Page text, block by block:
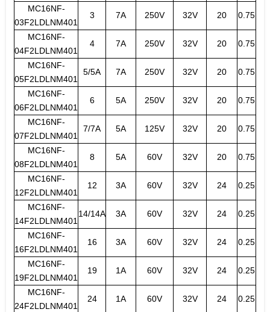
MC16NF-
03F2LDLNM401
3 7A 250V 32V 20 0.75
MC16NF-
04F2LDLNM401
4 7A 250V 32V 20 0.75
MC16NF-
05F2LDLNM401
5/5A 7A 250V 32V 20 0.75
MC16NF-
06F2LDLNM401
6 5A 250V 32V 20 0.75
MC16NF-
07F2LDLNM401
7/7A 5A 125V 32V 20 0.75
MC16NF-
08F2LDLNM401
8 5A 60V 32V 20 0.75
MC16NF-
12F2LDLNM401
12 3A 60V 32V 24 0.25
MC16NF-
14F2LDLNM401
14/14A 3A 60V 32V 24 0.25
MC16NF-
16F2LDLNM401
16 3A 60V 32V 24 0.25
MC16NF-
19F2LDLNM401
19 1A 60V 32V 24 0.25
MC16NF-
24F2LDLNM401
24 1A 60V 32V 24 0.25